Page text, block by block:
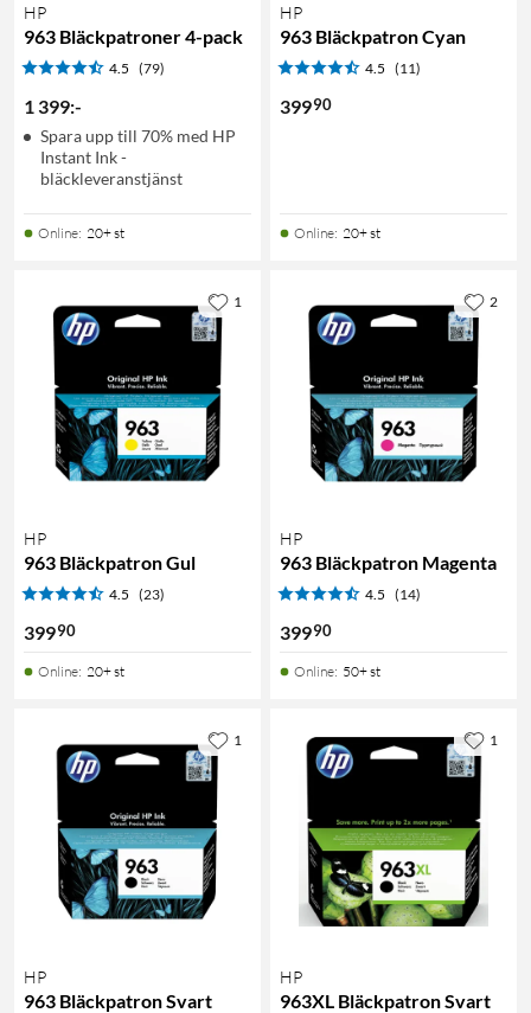
HP
963 Bläckpatroner 4-pack
4.5 (79)
1 399:-
Spara upp till 70% med HP
Instant Ink -
bläckleveranstjänst
Online: 20+ st
HP
963 Bläckpatron Cyan
4.5 (11)
39990
Online: 20+ st
HP
963 Bläckpatron Gul
4.5 (23)
39990
Online: 20+ st
1
HP
963 Bläckpatron Magenta
4.5 (14)
39990
Online: 50+ st
2
HP
963 Bläckpatron Svart
1
HP
963XL Bläckpatron Svart
1